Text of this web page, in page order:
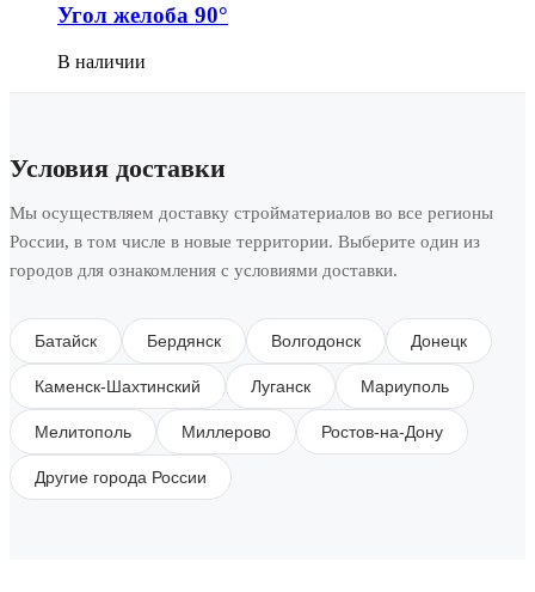
Угол желоба 90°
В наличии
Условия доставки
Мы осуществляем доставку стройматериалов во все регионы
России, в том числе в новые территории. Выберите один из
городов для ознакомления с условиями доставки.
Батайск Бердянск Волгодонск Донецк
Каменск-Шахтинский Луганск Мариуполь
Мелитополь Миллерово Ростов-на-Дону
Другие города России